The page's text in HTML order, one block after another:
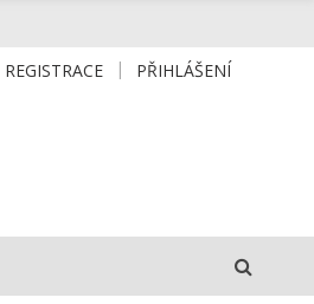
REGISTRACE PŘIHLÁŠENÍ